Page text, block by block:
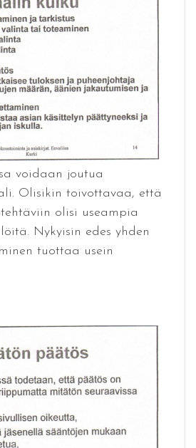
voidaan joutua
Olisikin toivottavaa, että
olisi useampia
Nykyisin edes yhden
tuottaa usein